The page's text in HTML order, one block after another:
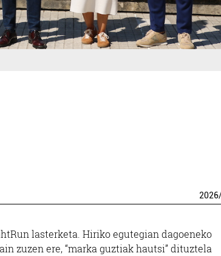
2026
lasterketa. Hiriko egutegian dagoeneko
zuzen ere, “marka guztiak hautsi” dituztela